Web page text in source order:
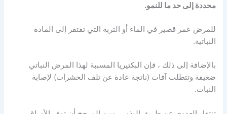
محددة إلى حد ما للنمو.
للمرض عمر قصير في الماء أو التربة التي تفتقر إلى المادة
النباتية.
بالإضافة إلى ذلك ، فإن البكتيريا المسببة لهذا المرض النباتي
ضعيفة وتتطلب آفات (ناتجة عادة عن تلف الحشرات) لإصابة
النبات.